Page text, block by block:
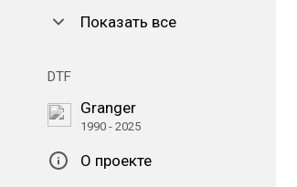
Показать все
DTF
Granger
1990 - 2025
О проекте